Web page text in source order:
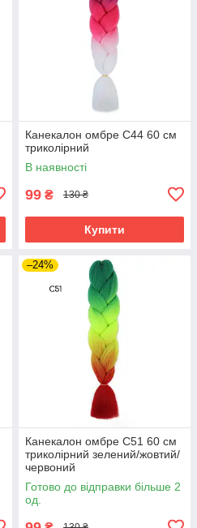
Канекалон омбре C44 60 см
триколірний
В наявності
99 ₴ 130 ₴
Купити
–24%
Канекалон омбре C51 60 см
триколірний зелений/жовтий/
червоний
Готово до відправки більше 2
од.